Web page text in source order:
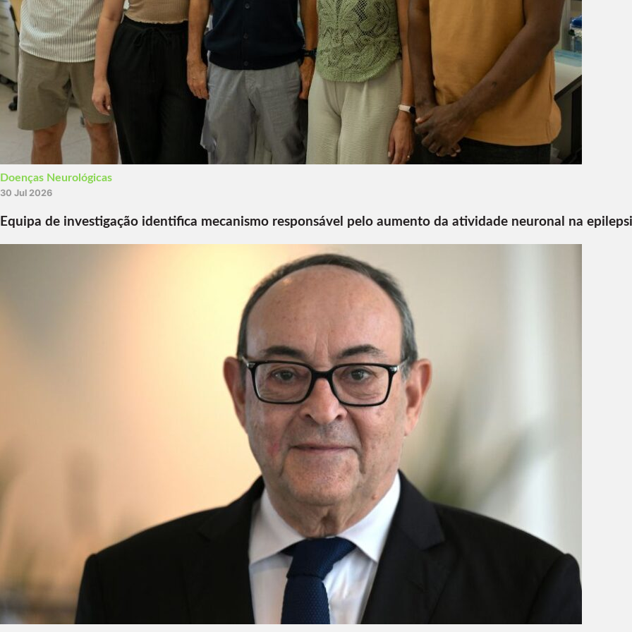
Doenças Neurológicas
30 Jul 2026
Equipa de investigação identifica mecanismo responsável pelo aumento da atividade neuronal na